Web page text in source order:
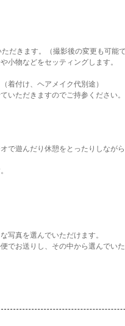
だきます。（撮影後の変更も可能
小物などをセッティングします。
着付け、ヘアメイク代別途）
いただきますのでご持参ください。
で遊んだり休憩をとったりしなが
写真を選んでいただけます。
でお送りし、その中から選んでい